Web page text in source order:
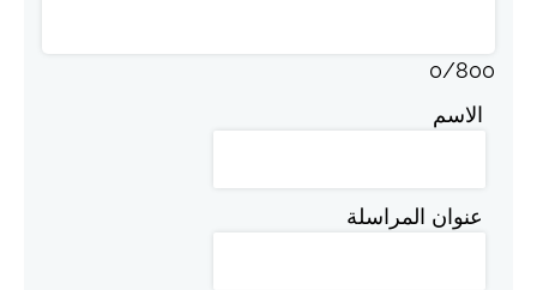
0/800
الاسم
عنوان المراسلة